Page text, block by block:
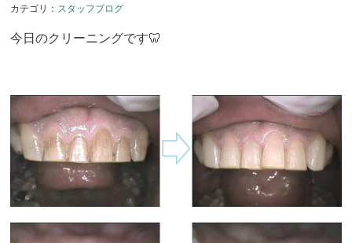
カテゴリ： スタッフブログ
今日のクリーニングです🦷